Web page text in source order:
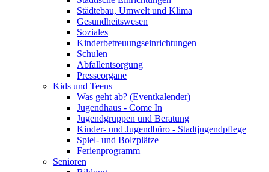
Städtebau, Umwelt und Klima
Gesundheitswesen
Soziales
Kinderbetreuungseinrichtungen
Schulen
Abfallentsorgung
Presseorgane
Kids und Teens
Was geht ab? (Eventkalender)
Jugendhaus - Come In
Jugendgruppen und Beratung
Kinder- und Jugendbüro - Stadtjugendpflege
Spiel- und Bolzplätze
Ferienprogramm
Senioren